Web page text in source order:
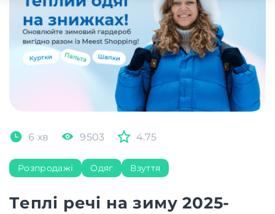
6 хв 9503 4.75
Розпродажі Одяг Взуття
Теплі речі на зиму 2025-